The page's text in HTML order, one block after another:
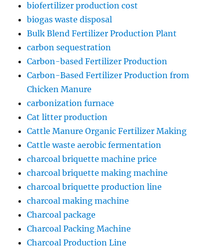
biofertilizer production cost
biogas waste disposal
Bulk Blend Fertilizer Production Plant
carbon sequestration
Carbon-based Fertilizer Production
Carbon-Based Fertilizer Production from
Chicken Manure
carbonization furnace
Cat litter production
Cattle Manure Organic Fertilizer Making
Cattle waste aerobic fermentation
charcoal briquette machine price
charcoal briquette making machine
charcoal briquette production line
charcoal making machine
Charcoal package
Charcoal Packing Machine
Charcoal Production Line